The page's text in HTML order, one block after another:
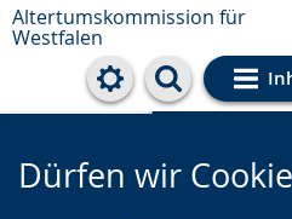
Altertumskommission für
Westfalen
Cookie-
Dürfen wir